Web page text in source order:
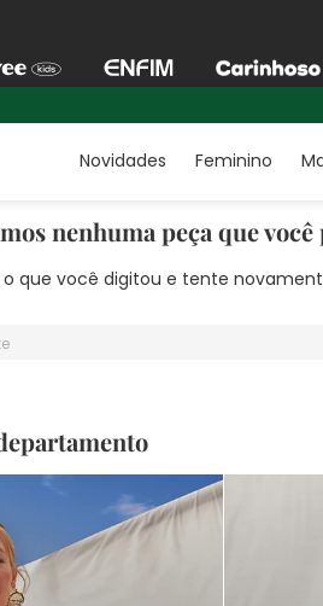
Novidades Feminino
nenhuma peça que
que você digitou e tente